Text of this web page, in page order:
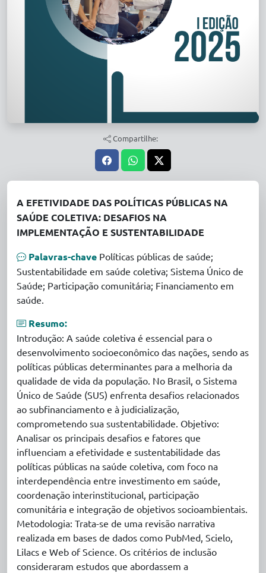
Compartilhe:
A EFETIVIDADE DAS POLÍTICAS PÚBLICAS NA
SAÚDE COLETIVA: DESAFIOS NA
IMPLEMENTAÇÃO E SUSTENTABILIDADE
Palavras-chave Políticas públicas de saúde;
Sustentabilidade em saúde coletiva; Sistema Único de
Saúde; Participação comunitária; Financiamento em
saúde.
Resumo:
Introdução: A saúde coletiva é essencial para o
desenvolvimento socioeconômico das nações, sendo as
políticas públicas determinantes para a melhoria da
qualidade de vida da população. No Brasil, o Sistema
Único de Saúde (SUS) enfrenta desafios relacionados
ao subfinanciamento e à judicialização,
comprometendo sua sustentabilidade. Objetivo:
Analisar os principais desafios e fatores que
influenciam a efetividade e sustentabilidade das
políticas públicas na saúde coletiva, com foco na
interdependência entre investimento em saúde,
coordenação interinstitucional, participação
comunitária e integração de objetivos socioambientais.
Metodologia: Trata-se de uma revisão narrativa
realizada em bases de dados como PubMed, Scielo,
Lilacs e Web of Science. Os critérios de inclusão
consideraram estudos que abordassem a